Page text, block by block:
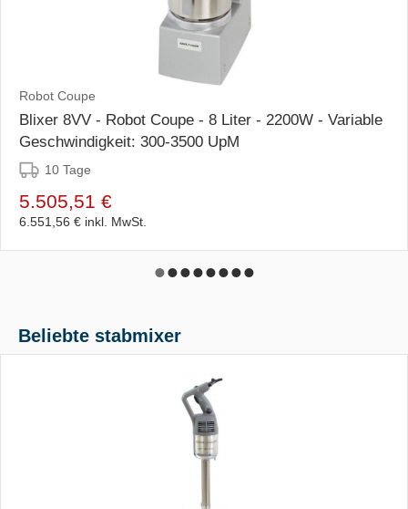
Robot Coupe
Blixer 8VV - Robot Coupe - 8 Liter - 2200W - Variable
Geschwindigkeit: 300-3500 UpM
10 Tage
5.505,51 €
6.551,56 € inkl. MwSt.
Beliebte stabmixer